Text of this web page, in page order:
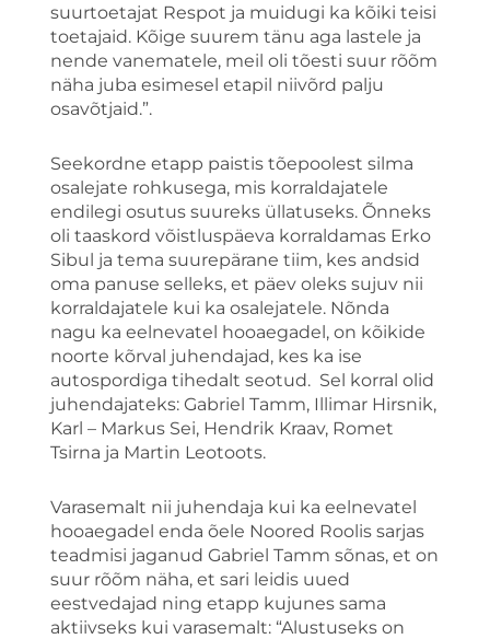
suurtoetajat Respot ja muidugi ka kõiki teisi
toetajaid. Kõige suurem tänu aga lastele ja
nende vanematele, meil oli tõesti suur rõõm
näha juba esimesel etapil niivõrd palju
osavõtjaid.”.
Seekordne etapp paistis tõepoolest silma
osalejate rohkusega, mis korraldajatele
endilegi osutus suureks üllatuseks. Õnneks
oli taaskord võistluspäeva korraldamas Erko
Sibul ja tema suurepärane tiim, kes andsid
oma panuse selleks, et päev oleks sujuv nii
korraldajatele kui ka osalejatele. Nõnda
nagu ka eelnevatel hooaegadel, on kõikide
noorte kõrval juhendajad, kes ka ise
autospordiga tihedalt seotud. Sel korral olid
juhendajateks: Gabriel Tamm, Illimar Hirsnik,
Karl – Markus Sei, Hendrik Kraav, Romet
Tsirna ja Martin Leotoots.
Varasemalt nii juhendaja kui ka eelnevatel
hooaegadel enda õele Noored Roolis sarjas
teadmisi jaganud Gabriel Tamm sõnas, et on
suur rõõm näha, et sari leidis uued
eestvedajad ning etapp kujunes sama
aktiivseks kui varasemalt: “Alustuseks on